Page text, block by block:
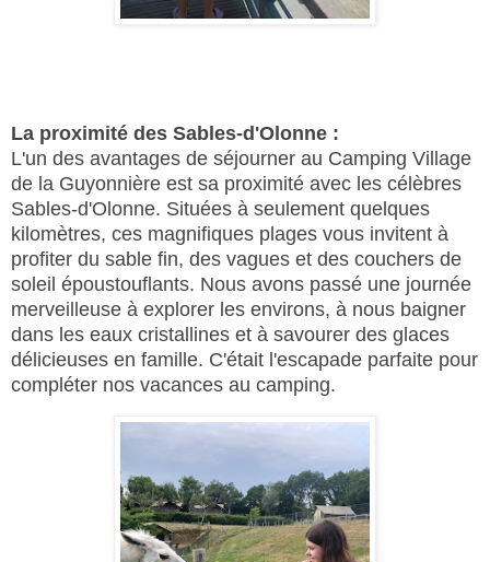
La proximité des Sables-d'Olonne :
L'un des avantages de séjourner au Camping Village
de la Guyonnière est sa proximité avec les célèbres
Sables-d'Olonne. Situées à seulement quelques
kilomètres, ces magnifiques plages vous invitent à
profiter du sable fin, des vagues et des couchers de
soleil époustouflants. Nous avons passé une journée
merveilleuse à explorer les environs, à nous baigner
dans les eaux cristallines et à savourer des glaces
délicieuses en famille. C'était l'escapade parfaite pour
compléter nos vacances au camping.